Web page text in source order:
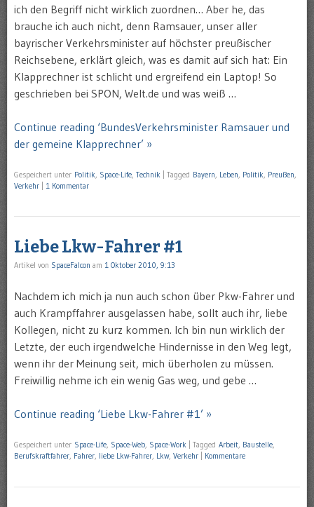
ich den Begriff nicht wirklich zuordnen… Aber he, das
brauche ich auch nicht, denn Ramsauer, unser aller
bayrischer Verkehrsminister auf höchster preußischer
Reichsebene, erklärt gleich, was es damit auf sich hat: Ein
Klapprechner ist schlicht und ergreifend ein Laptop! So
geschrieben bei SPON, Welt.de und was weiß …
Continue reading ‘BundesVerkehrsminister Ramsauer und
der gemeine Klapprechner’ »
Gespeichert unter Politik Space-Life Technik Tagged Bayern Leben Politik Preußen
Verkehr
1 Kommentar
Liebe Lkw-Fahrer #1
Artikel von SpaceFalcon am 1 Oktober 2010, 9:13
Nachdem ich mich ja nun auch schon über Pkw-Fahrer und
auch Krampffahrer ausgelassen habe, sollt auch ihr, liebe
Kollegen, nicht zu kurz kommen. Ich bin nun wirklich der
Letzte, der euch irgendwelche Hindernisse in den Weg legt,
wenn ihr der Meinung seit, mich überholen zu müssen.
Freiwillig nehme ich ein wenig Gas weg, und gebe …
Continue reading ‘Liebe Lkw-Fahrer #1’ »
Gespeichert unter Space-Life, Space-Web, Space-Work Tagged Arbeit, Baustelle,
Berufskraftfahrer, Fahrer, liebe Lkw-Fahrer, Lkw, Verkehr Kommentare